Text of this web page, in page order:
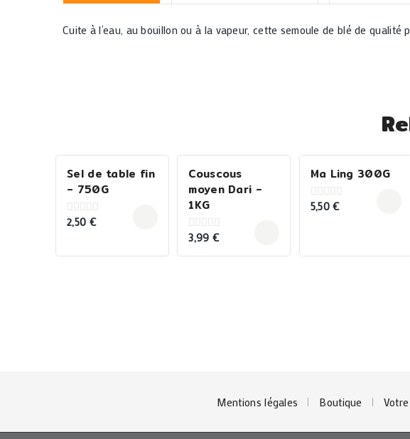
Cuite à l’eau, au bouillon ou à la vapeur, cette semoule de blé de
Sel de table fin
– 750G
0
2,50 €
Couscous
moyen Dari –
1KG
0
of
3,99 €
Ma Ling 300G
0
5,50€
Mentions légales Boutique